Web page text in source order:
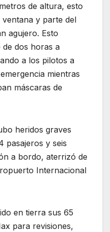
de altura, esto
y parte del
agujero. Esto
de dos horas a
a los pilotos a
mientras
máscaras de
heridos graves
pasajeros y seis
a bordo, aterrizó de
Internacional
en tierra sus 65
para revisiones,